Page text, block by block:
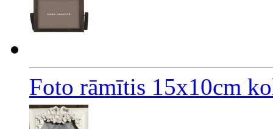
Foto rāmītis 15x10cm